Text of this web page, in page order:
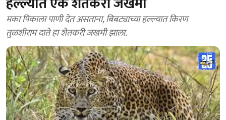
मका पिकाला पाणी देत असताना, बिबट्याच्या हल्ल्यात किरण
तुळशीराम दाते हा शेतकरी जखमी झाला.